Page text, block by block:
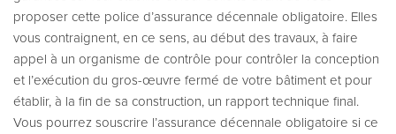
proposer cette police d’assurance décennale obligatoire. Elles
vous contraignent, en ce sens, au début des travaux, à faire
appel à un organisme de contrôle pour contrôler la conception
et l’exécution du gros-œuvre fermé de votre bâtiment et pour
établir, à la fin de sa construction, un rapport technique final.
Vous pourrez souscrire l’assurance décennale obligatoire si ce